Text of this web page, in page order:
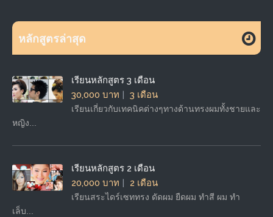
หลักสูตรล่าสุด
เรียนหลักสูตร 3 เดือน
30,000 บาท
3 เดือน
เรียนเกี่ยวกับเทคนิคต่างๆทางด้านทรงผมทั้งชายและ
หญิง...
เรียนหลักสูตร 2 เดือน
20,000 บาท
2 เดือน
เรียนสระไดร์เซททรง ดัดผม ยืดผม ทำสี ผม ทำ
เล็บ...